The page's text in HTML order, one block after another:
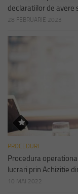
declaratiilor de avere
28 FEBRUARIE 2023
PROCEDURI
Procedura
lucrari prin Achizitie
10 MAI 2022